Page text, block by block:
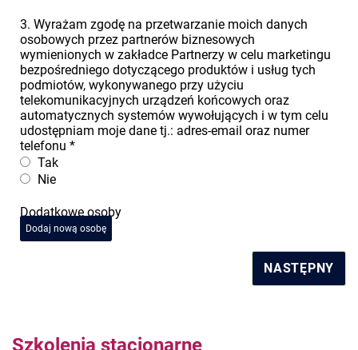
3. Wyrażam zgodę na przetwarzanie moich danych
osobowych przez partnerów biznesowych
wymienionych w zakładce Partnerzy w celu marketingu
bezpośredniego dotyczącego produktów i usług tych
podmiotów, wykonywanego przy użyciu
telekomunikacyjnych urządzeń końcowych oraz
automatycznych systemów wywołujących i w tym celu
udostępniam moje dane tj.: adres-email oraz numer
telefonu *
Tak
Nie
Dodatkowe osoby
Dodaj nową osobę
NASTĘPNY
Szkolenia stacjonarne